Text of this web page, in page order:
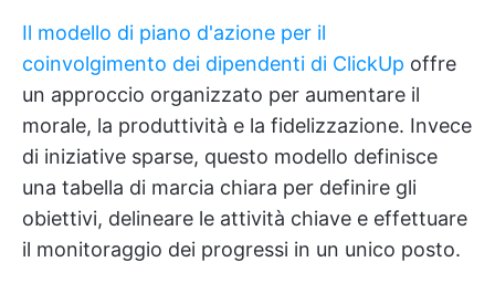
Il modello di piano d'azione per il
coinvolgimento dei dipendenti di ClickUp offre
un approccio organizzato per aumentare il
morale, la produttività e la fidelizzazione. Invece
di iniziative sparse, questo modello definisce
una tabella di marcia chiara per definire gli
obiettivi, delineare le attività chiave e effettuare
il monitoraggio dei progressi in un unico posto.